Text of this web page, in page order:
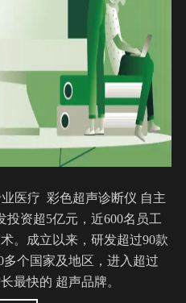
医疗 彩色超声诊断仪 自主
资超5亿元，近600名员工
。成立以来，研发超过90款
个国家及地区，进入超过
最快的 超声品牌。